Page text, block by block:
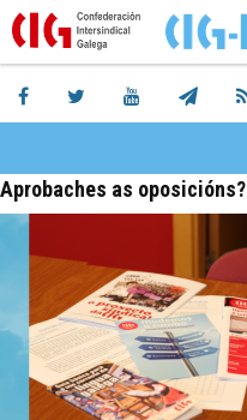
Aprobaches as oposicións?